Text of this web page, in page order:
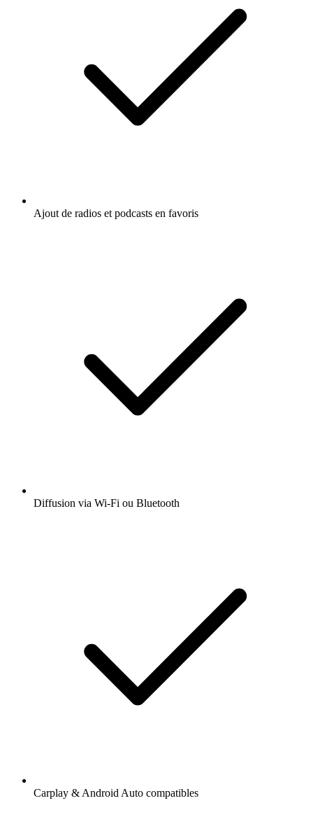
Ajout de radios et podcasts en favoris
Diffusion via Wi-Fi ou Bluetooth
Carplay & Android Auto compatibles